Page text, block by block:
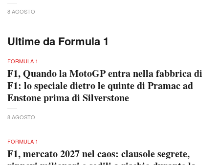
8 AGOSTO
Ultime da Formula 1
FORMULA 1
F1, Quando la MotoGP entra nella fabbrica di
F1: lo speciale dietro le quinte di Pramac ad
Enstone prima di Silverstone
8 AGOSTO
FORMULA 1
F1, mercato 2027 nel caos: clausole segrete,